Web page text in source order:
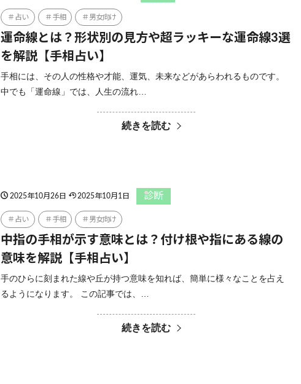
占い 手相 男女向け
運命線とは？形状別の見方や超ラッキーな運命線3選
を解説【手相占い】
手相には、その人の性格や才能、運気、未来などがあらわれるものです。
中でも「運命線」では、人生の流れ…
続きを読む
2025年10月26日 2025年10月1日 診断
占い 手相 男女向け
中指の手相が示す意味とは？付け根や指にある線の
意味を解説【手相占い】
手のひらに刻まれた線や丘が持つ意味を知れば、簡単に様々なことを占え
るようになります。 この記事では、…
続きを読む